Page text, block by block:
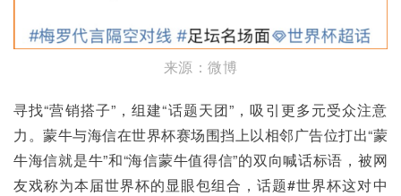
来源：微博
寻找“营销搭子”，组建“话题天团”，吸引更多元受众注意
力。蒙牛与海信在世界杯赛场围挡上以相邻广告位打出“蒙
牛海信就是牛”和“海信蒙牛值得信”的双向喊话标语，被网
友戏称为本届世界杯的显眼包组合，话题#世界杯这对中